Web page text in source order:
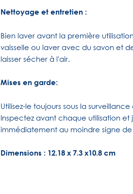
Nettoyage et entretien :
Bien laver avant la première
vaisselle ou laver avec du savon et
laisser sécher à l'air.
Mises en garde:
Utilisez-le toujours sous la
Inspectez avant chaque utilisation et
immédiatement au moindre signe
Dimensions : 12.18 x 7.3 x10.8 cm